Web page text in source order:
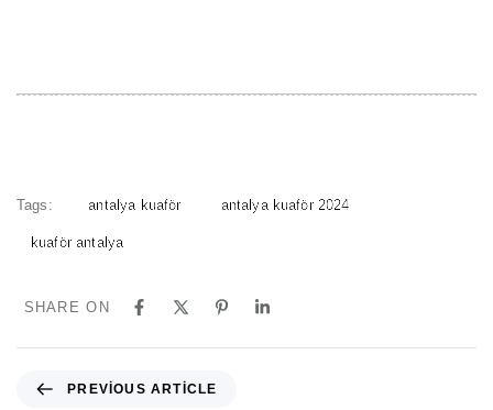
Tags: antalya kuaför antalya kuaför 2024
kuaför antalya
SHARE ON
PREVIOUS ARTICLE